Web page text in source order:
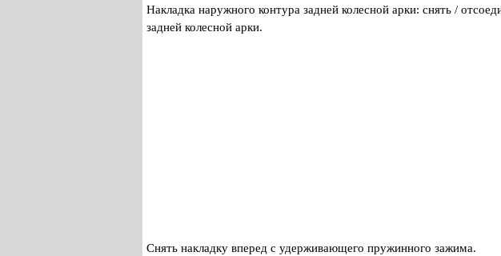
Накладка наружного контура задней колесной арки: снять /
задней колесной арки.
Снять накладку вперед с удерживающего пружинного зажима.